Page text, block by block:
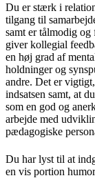
Du er stærk i
tilgang til
samt er tålmodig og
giver kollegial
en høj grad af
holdninger og
andre. Det er
indsatsen samt, at
som en god og
arbejde med
pædagogiske
Du har lyst til at
en vis portion